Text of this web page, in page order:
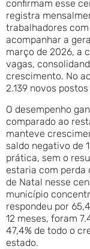
confirmam esse
registra
trabalhadores
acompanhar a
março de 2026, a
vagas,
crescimento. No
2.139 novos
O desempenho
comparado ao
manteve
saldo negativo de
prática, sem o
estaria com perda
de Natal nesse
município
respondeu por
12 meses, foram
47,4% de todo o
estado.